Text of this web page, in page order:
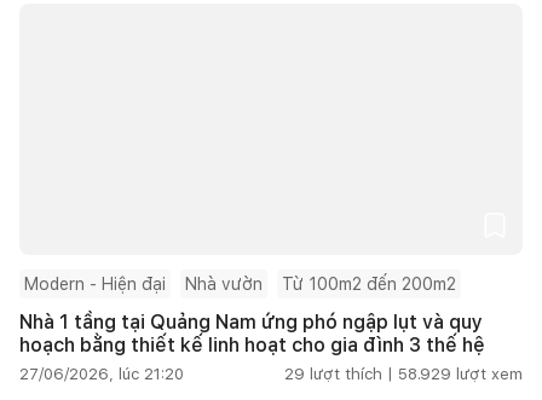
Modern - Hiện đại Nhà vườn Từ 100m2 đến 200m2
Nhà 1 tầng tại Quảng Nam ứng phó ngập lụt và quy
hoạch bằng thiết kế linh hoạt cho gia đình 3 thế hệ
27/06/2026, lúc 21:20 29 lượt thích | 58.929 lượt xem